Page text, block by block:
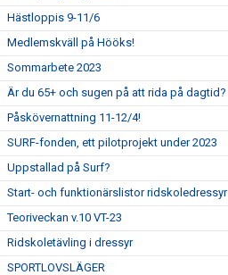
Hästloppis 9-11/6
Medlemskväll på Hööks!
Sommarbete 2023
Är du 65+ och sugen på att rida på dagtid?
Påskövernattning 11-12/4!
SURF-fonden, ett pilotprojekt under 2023
Uppstallad på Surf?
Start- och funktionärslistor ridskoledressyr
Teoriveckan v.10 VT-23
Ridskoletävling i dressyr
SPORTLOVSLÄGER